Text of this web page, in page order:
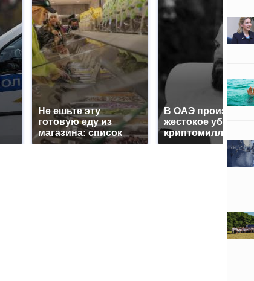
Не ешьте эту
готовую еду из
магазина: список
В ОАЭ произошло
жестокое убийство
криптомиллионера